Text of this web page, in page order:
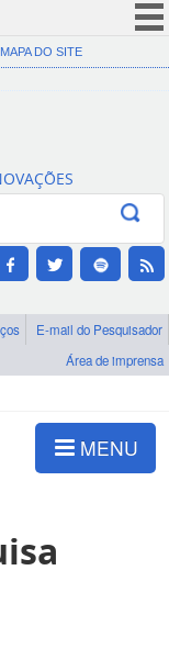
(COVID-19)
Canais
MAPA DO SITE
E-mail do Pesquisador
Área de imprensa
MENU